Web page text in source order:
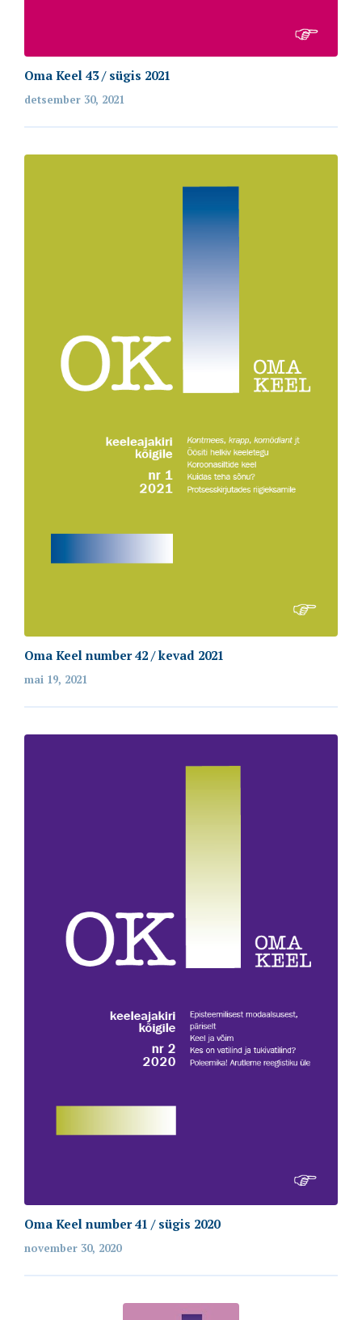
Oma Keel 43 / sügis 2021
detsember 30, 2021
Oma Keel number 42 / kevad 2021
mai 19, 2021
Oma Keel number 41 / sügis 2020
november 30, 2020